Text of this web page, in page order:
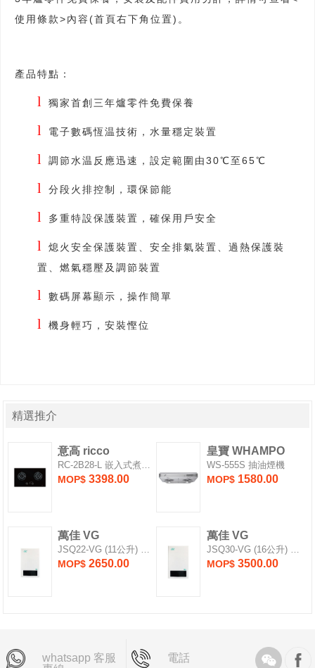
使用條款>內容(首頁右下角位置)。
產品特點：
l 獨家首創三年爐零件免費保養
l 電子數碼恆温技術，水量穩定裝置
l 調節水温反應迅速，設定範圍由30℃至65℃
l 分段火排控制，環保節能
l 多重特設保護裝置，確保用戶安全
l
熄火安全保護裝置、安全排氣裝置、過熱保護裝
置、燃氣穩壓及調節裝置
l 數碼屏幕顯示，操作簡單
l 機身輕巧，安裝慳位
精選推介
意高 ricco
MOP$ 3398.00
皇寶 WHAMPO
WS-555S 抽油煙機
MOP$1580.00
萬佳 VG
MOP$ 2650.00
萬佳 VG
MOP$3500.00
whatsapp 客服
電話